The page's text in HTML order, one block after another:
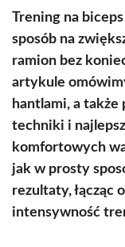
Trening na
sposób na
ramion bez
artykule
hantlami, a
techniki i
komfortowych
jak w prosty
rezultaty, łącząc
intensywność